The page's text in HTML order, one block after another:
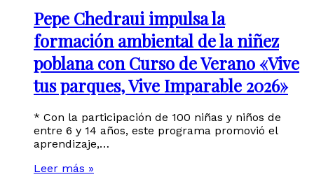
Pepe Chedraui impulsa la
formación ambiental de la niñez
poblana con Curso de Verano «Vive
tus parques, Vive Imparable 2026»
* Con la participación de 100 niñas y niños de
entre 6 y 14 años, este programa promovió el
aprendizaje,…
Leer más »